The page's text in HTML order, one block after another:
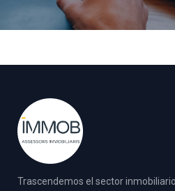
Trascendemos el sector